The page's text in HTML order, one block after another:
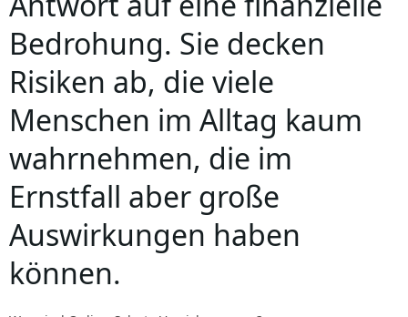
Bedrohung. Sie decken
Risiken ab, die viele
Menschen im Alltag kaum
wahrnehmen, die im
Ernstfall aber große
Auswirkungen haben
können.